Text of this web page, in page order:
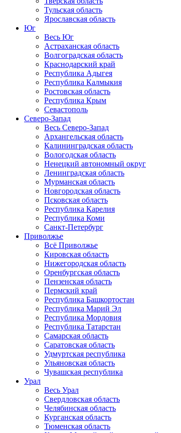
Тульская область
Ярославская область
Юг
Весь Юг
Астраханская область
Волгоградская область
Краснодарский край
Республика Адыгея
Республика Калмыкия
Ростовская область
Республика Крым
Севастополь
Северо-Запад
Весь Северо-Запад
Архангельская область
Калининградская область
Вологодская область
Ненецкий автономный округ
Ленинградская область
Мурманская область
Новгородская область
Псковская область
Республика Карелия
Республика Коми
Санкт-Петербург
Приволжье
Всё Приволжье
Кировская область
Нижегородская область
Оренбургская область
Пензенская область
Пермский край
Республика Башкортостан
Республика Марий Эл
Республика Мордовия
Республика Татарстан
Самарская область
Саратовская область
Удмуртская республика
Ульяновская область
Чувашская республика
Урал
Весь Урал
Свердловская область
Челябинская область
Курганская область
Тюменская область